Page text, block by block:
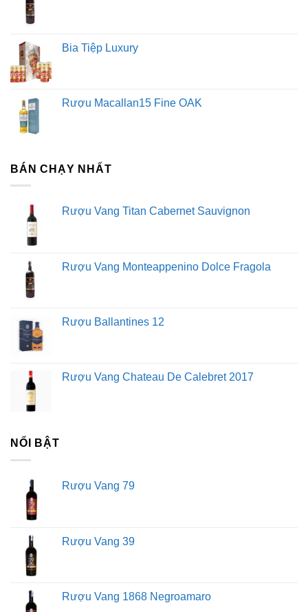
Bia Tiệp Luxury
Rượu Macallan15 Fine OAK
BÁN CHẠY NHẤT
Rượu Vang Titan Cabernet Sauvignon
Rượu Vang Monteappenino Dolce Fragola
Rượu Ballantines 12
Rượu Vang Chateau De Calebret 2017
NỔI BẬT
Rượu Vang 79
Rượu Vang 39
Rượu Vang 1868 Negroamaro